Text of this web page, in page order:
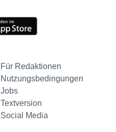
Für Redaktionen
Nutzungsbedingungen
Jobs
Textversion
Social Media